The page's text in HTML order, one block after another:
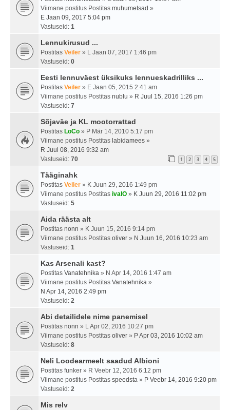
Viimane postitus Postitas muhumetsad »
E Jaan 09, 2017 5:04 pm
Vastuseid: 1
Lennukirusud ...
Postitas Veiler » L Jaan 07, 2017 1:46 pm
Vastuseid: 0
Eesti lennuväest üksikuks lennueskadrilliks ...
Postitas Veiler » E Jaan 05, 2015 2:41 am
Viimane postitus Postitas nublu » R Juul 15, 2016 1:26 pm
Vastuseid: 7
Sõjaväe ja KL mootorrattad
Postitas LoCo » P Mär 14, 2010 5:17 pm
Viimane postitus Postitas labidamees »
R Juul 08, 2016 9:32 am
Vastuseid: 70 1 2 3 4 5
Tääginahk
Postitas Veiler » K Juun 29, 2016 1:49 pm
Viimane postitus Postitas ivalO » K Juun 29, 2016 11:02 pm
Vastuseid: 5
Aida räästa alt
Postitas nonn » K Juun 15, 2016 9:14 pm
Viimane postitus Postitas oliver » N Juun 16, 2016 10:23 am
Vastuseid: 1
Kas Arsenali kast?
Postitas Vanatehnika » N Apr 14, 2016 1:47 am
Viimane postitus Postitas Vanatehnika »
N Apr 14, 2016 2:49 pm
Vastuseid: 2
Abi detailidele nime panemisel
Postitas nonn » L Apr 02, 2016 10:27 pm
Viimane postitus Postitas oliver » P Apr 03, 2016 10:02 am
Vastuseid: 8
Neli Loodearmeelt saadud Albioni
Postitas funker » R Veebr 12, 2016 6:12 pm
Viimane postitus Postitas speedsta » P Veebr 14, 2016 9:20 pm
Vastuseid: 2
Mis relv